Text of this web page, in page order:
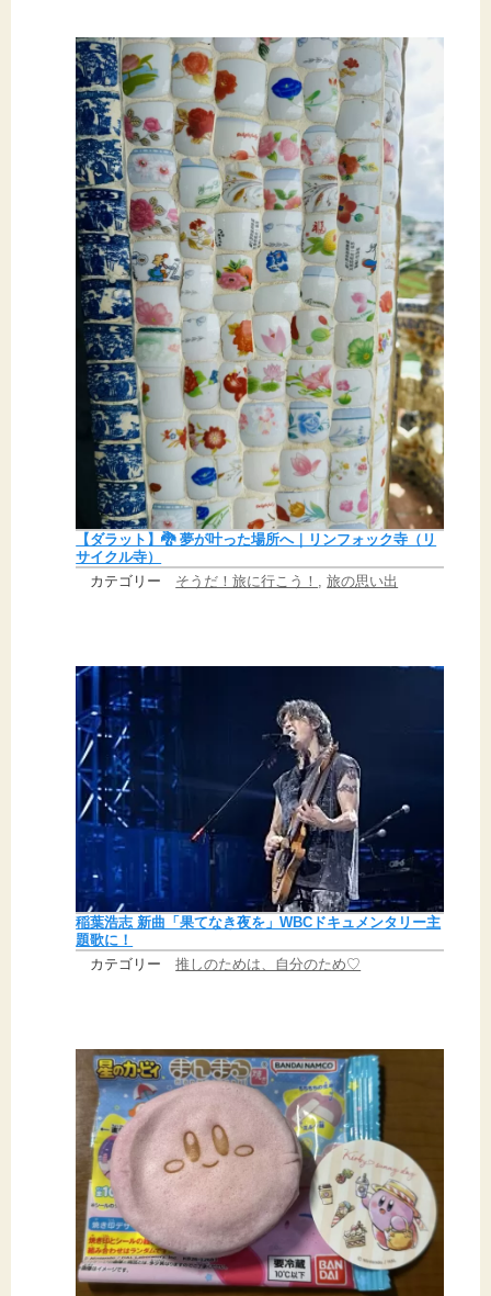
【ダラット】🐉 夢が叶った場所へ｜リンフォック寺（リ
サイクル寺）
カテゴリー
そうだ！旅に行こう！ , 旅の思い出
稲葉浩志 新曲「果てなき夜を」WBCドキュメンタリー主
題歌に！
カテゴリー
推しのためは、自分のため♡